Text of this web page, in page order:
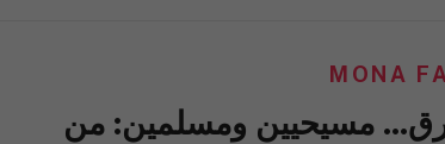
MONA
مسيحيين ومسلمين: من